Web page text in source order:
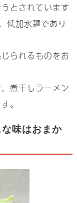
とされています
低加水麺であり
られるものをお
煮干しラーメン
。
味はおまか